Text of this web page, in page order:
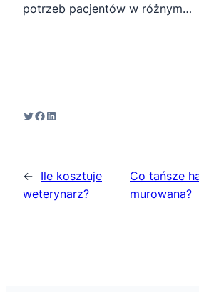
potrzeb pacjentów w różnym…
Twitter
Facebook
LinkedIn
← Ile kosztuje
weterynarz?
Co tańsze
murowana?